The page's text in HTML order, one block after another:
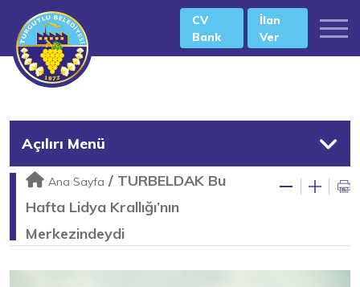
CV
Bank
İlan
Ver
Açılırı Menü
Ana Sayfa / TURBELDAK Bu
Hafta Lidya Krallığı’nın
Merkezindeydi